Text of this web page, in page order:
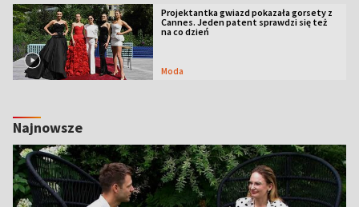
Projektantka gwiazd pokazała gorsety z
Cannes. Jeden patent sprawdzi się też
na co dzień
Moda
Najnowsze